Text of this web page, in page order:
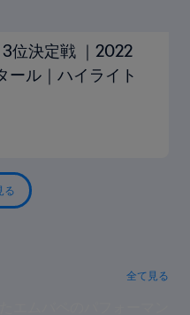
位決定戦 ｜2022
ール｜ハイライト
る
全て見る